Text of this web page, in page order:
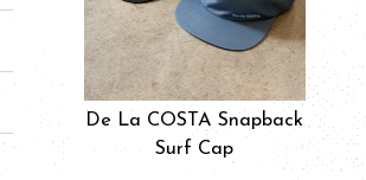
De La COSTA Snapback
Surf Cap